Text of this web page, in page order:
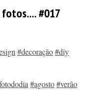
fotos.... #017
#decoração#diy
#agosto#verão